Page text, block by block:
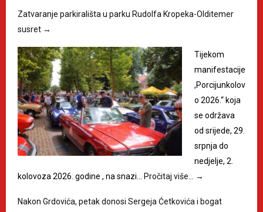
Zatvaranje parkirališta u parku Rudolfa Kropeka-Olditemer
susret →
Tijekom
manifestacije
,Porcijunkolov
o 2026.“ koja
se održava
od srijede, 29.
srpnja do
nedjelje, 2.
kolovoza 2026. godine , na snazi…
Pročitaj više… →
Nakon Grdovića, petak donosi Sergeja Ćetkovića i bogat